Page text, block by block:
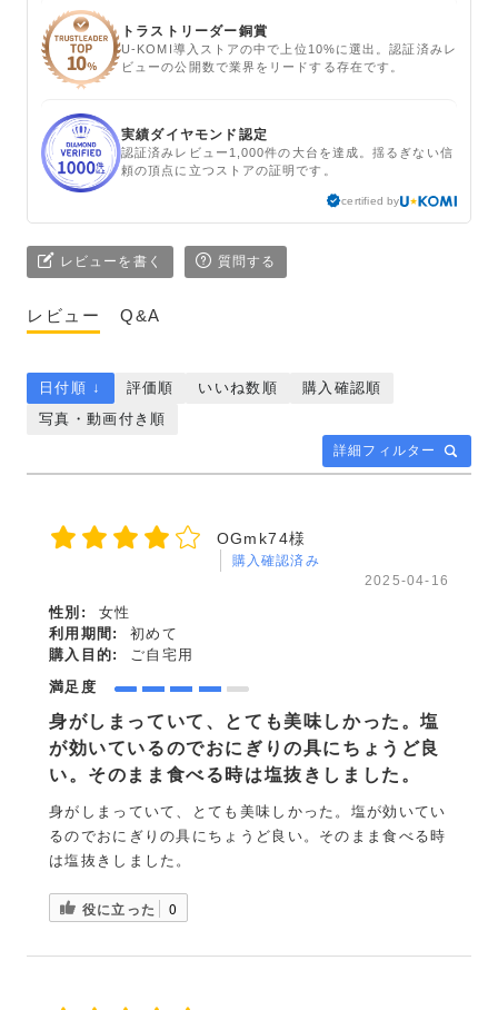
トラストリーダー銅賞
U-KOMI導入ストアの中で上位10%に選出。認証済みレ
ビューの公開数で業界をリードする存在です。
実績ダイヤモンド認定
認証済みレビュー1,000件の大台を達成。揺るぎない信
頼の頂点に立つストアの証明です。
certified by
レビューを書く 質問する
レビュー Q&A
詳細フィルター
日付順 ↓ 評価順 いいね数順
購入確認順
写真・動画付き順
OGmk74様
購入確認済み
2025-04-16
性別:
女性
利用期間:
初めて
購入目的:
ご自宅用
満足度
身がしまっていて、とても美味しかった。塩
が効いているのでおにぎりの具にちょうど良
い。そのまま食べる時は塩抜きしました。
身がしまっていて、とても美味しかった。塩が効いてい
るのでおにぎりの具にちょうど良い。そのまま食べる時
は塩抜きしました。
役に立った 0